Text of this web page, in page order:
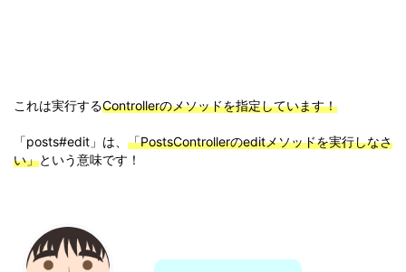
これは実行するControllerのメソッドを指定しています！
「posts#edit」は、 「PostsControllerのeditメソッドを実行しなさ
い」という意味です！